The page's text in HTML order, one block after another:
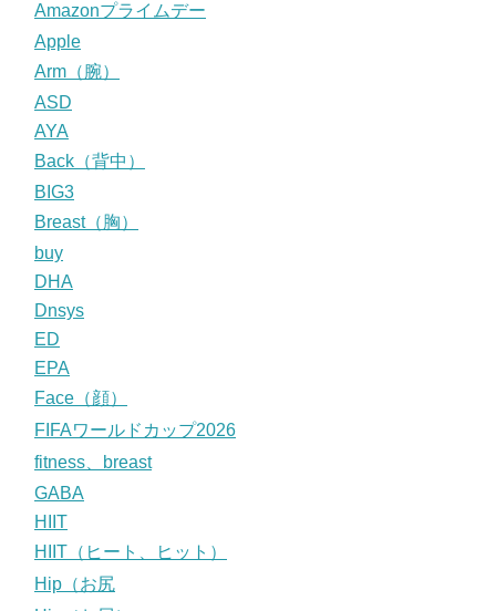
Amazonプライムデー
Apple
Arm（腕）
ASD
AYA
Back（背中）
BIG3
Breast（胸）
buy
DHA
Dnsys
ED
EPA
Face（顔）
FIFAワールドカップ2026
fitness、breast
GABA
HIIT
HIIT（ヒート、ヒット）
Hip（お尻